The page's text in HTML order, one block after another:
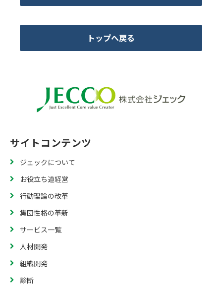
トップへ戻る
サイトコンテンツ
ジェックについて
お役立ち道経営
行動理論の改革
集団性格の革新
サービス一覧
人材開発
組織開発
診断